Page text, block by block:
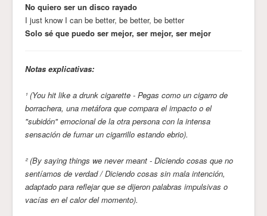
No quiero ser un disco rayado
I just know I can be better, be better, be better
Solo sé que puedo ser mejor, ser mejor, ser mejor
Notas explicativas:
¹ (You hit like a drunk cigarette - Pegas como un cigarro de
borrachera, una metáfora que compara el impacto o el
"subidón" emocional de la otra persona con la intensa
sensación de fumar un cigarrillo estando ebrio).
² (By saying things we never meant - Diciendo cosas que no
sentíamos de verdad / Diciendo cosas sin mala intención,
adaptado para reflejar que se dijeron palabras impulsivas o
vacías en el calor del momento).